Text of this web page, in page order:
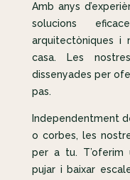
Amb anys
solucions
arquitectòniques i
casa. Les
dissenyades per
pas.
Independentment
o corbes, les
per a tu. T’oferim
pujar i baixar